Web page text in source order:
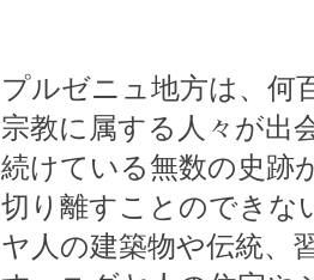
プルゼニュ地方は、何
宗教に属する人々が出
続けている無数の史跡
切り離すことのできな
ヤ人の建築物や伝統、